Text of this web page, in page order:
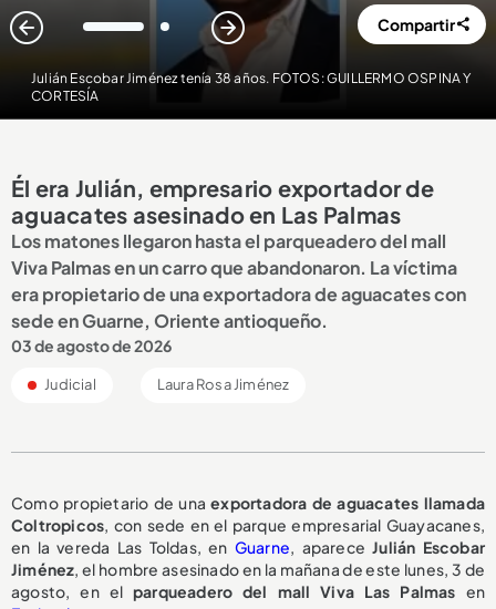
Julián Escobar Jiménez tenía 38 años. FOTOS: GUILLERMO OSPINA Y
CORTESÍA
1 2 Compartir
Él era Julián, empresario exportador de
aguacates asesinado en Las Palmas
Los matones llegaron hasta el parqueadero del mall
Viva Palmas en un carro que abandonaron. La víctima
era propietario de una exportadora de aguacates con
sede en Guarne, Oriente antioqueño.
03 de agosto de 2026
Judicial Laura Rosa Jiménez
Como propietario de unaexportadora de aguacates llamada
Coltropicos, con sede en el parque empresarial Guayacanes,
en la vereda Las Toldas, en Guarne, apareceJulián Escobar
Jiménez, el hombre asesinado en la mañana de este lunes, 3 de
agosto, en el parqueadero del mall Viva Las Palmas en